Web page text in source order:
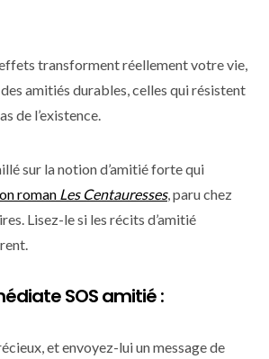
transforment réellement votre vie,
amitiés durables, celles qui résistent
de l’existence.
sur la notion d’amitié forte qui
roman Les Centauresses, paru chez
Lisez-le si les récits d’amitié
SOS amitié :
et envoyez-lui un message de